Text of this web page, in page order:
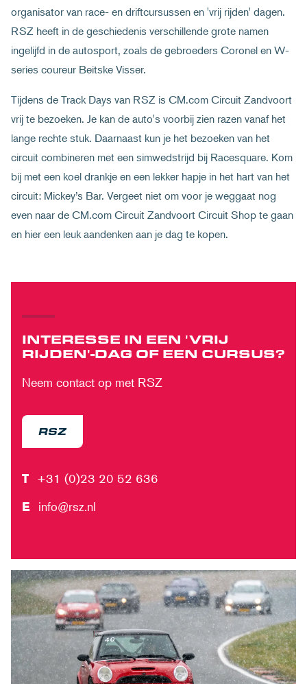
organisator van race- en driftcursussen en 'vrij rijden' dagen.
RSZ heeft in de geschiedenis verschillende grote namen
ingelijfd in de autosport, zoals de gebroeders Coronel en W-
series coureur Beitske Visser.
Tijdens de Track Days van RSZ is CM.com Circuit Zandvoort
vrij te bezoeken. Je kan de auto's voorbij zien razen vanaf het
lange rechte stuk. Daarnaast kun je het bezoeken van het
circuit combineren met een simwedstrijd bij Racesquare. Kom
bij met een koel drankje en een lekker hapje in het hart van het
circuit: Mickey’s Bar. Vergeet niet om voor je weggaat nog
even naar de CM.com Circuit Zandvoort Circuit Shop te gaan
en hier een leuk aandenken aan je dag te kopen.
INTERESSE IN EEN 'VRIJ
RIJDEN'-DAG OF EEN CURSUS?
Neem contact op met RSZ
RSZ
T +31 (0)23 20 52 636
E info@rsz.nl